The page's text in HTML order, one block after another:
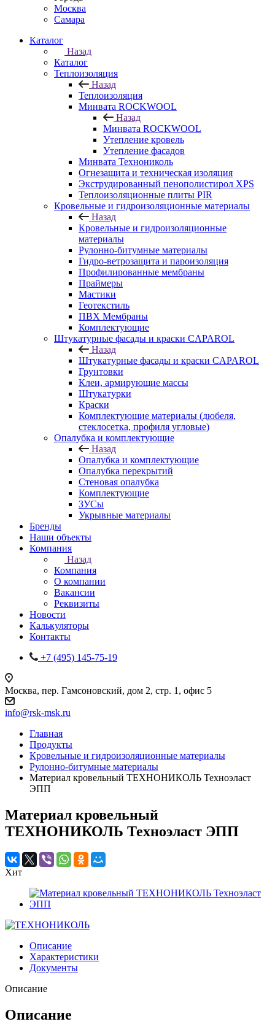
Москва
Самара
Каталог
Назад
Каталог
Теплоизоляция
Назад
Теплоизоляция
Минвата ROCKWOOL
Назад
Минвата ROCKWOOL
Утепление кровель
Утепление фасадов
Минвата Технониколь
Огнезащита и техническая изоляция
Экструдированный пенополистирол XPS
Теплоизоляционные плиты PIR
Кровельные и гидроизоляционные материалы
Назад
Кровельные и гидроизоляционные
материалы
Рулонно-битумные материалы
Гидро-ветрозащита и пароизоляция
Профилированные мембраны
Праймеры
Мастики
Геотекстиль
ПВХ Мембраны
Комплектующие
Штукатурные фасады и краски CAPAROL
Назад
Штукатурные фасады и краски CAPAROL
Грунтовки
Клеи, армирующие массы
Штукатурки
Краски
Комплектующие материалы (дюбеля,
стеклосетка, профиля угловые)
Опалубка и комплектующие
Назад
Опалубка и комплектующие
Опалубка перекрытий
Стеновая опалубка
Комплектующие
ЗУСы
Укрывные материалы
Бренды
Наши объекты
Компания
Назад
Компания
О компании
Вакансии
Реквизиты
Новости
Калькуляторы
Контакты
+7 (495) 145-75-19
Москва, пер. Гамсоновский, дом 2, стр. 1, офис 5
info@rsk-msk.ru
Главная
Продукты
Кровельные и гидроизоляционные материалы
Рулонно-битумные материалы
Материал кровельный ТЕХНОНИКОЛЬ Техноэласт
ЭПП
Материал кровельный
ТЕХНОНИКОЛЬ Техноэласт ЭПП
Хит
Описание
Характеристики
Документы
Описание
Описание